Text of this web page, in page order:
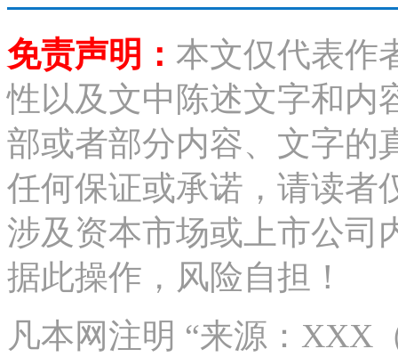
免责声明： 本文仅代表作
性以及文中陈述文字和内
部或者部分内容、文字的
任何保证或承诺，请读者
涉及资本市场或上市公司
据此操作，风险自担！
凡本网注明 “来源：XXX